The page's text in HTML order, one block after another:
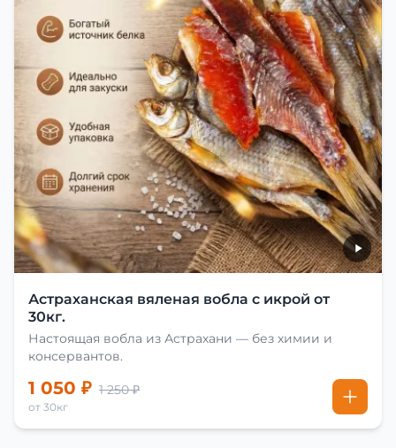
Астраханская вяленая вобла с икрой от
30кг.
Настоящая вобла из Астрахани — без химии и
консервантов.
1 050 ₽ 1 250 ₽
от 30кг